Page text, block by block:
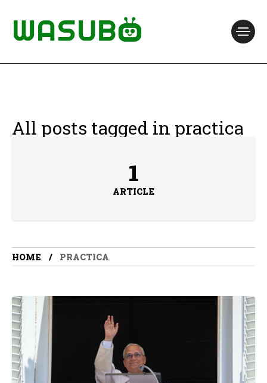
All posts tagged in practica
1
ARTICLE
HOME PRACTICA